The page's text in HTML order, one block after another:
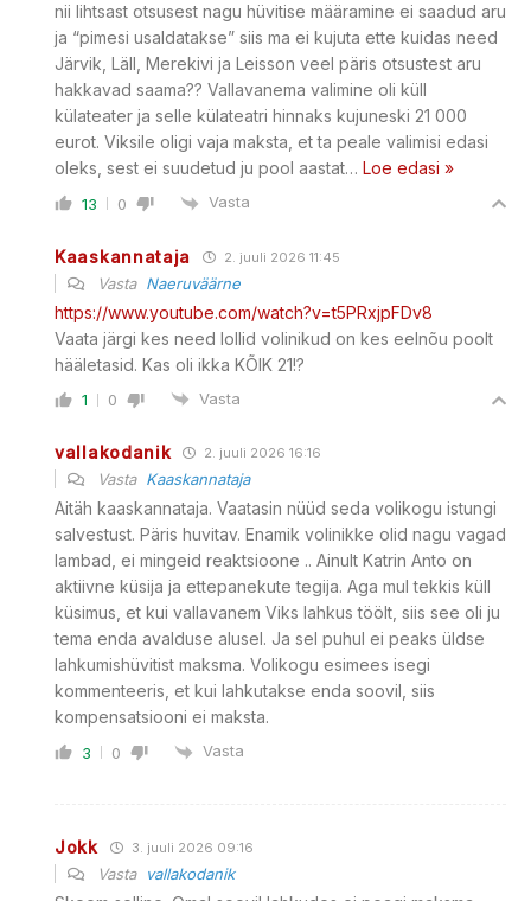
nii lihtsast otsusest nagu hüvitise määramine ei saadud aru
ja “pimesi usaldatakse” siis ma ei kujuta ette kuidas need
Järvik, Läll, Merekivi ja Leisson veel päris otsustest aru
hakkavad saama?? Vallavanema valimine oli küll
külateater ja selle külateatri hinnaks kujuneski 21 000
eurot. Viksile oligi vaja maksta, et ta peale valimisi edasi
oleks, sest ei suudetud ju pool aastat… Loe edasi »
13 0 Vasta
Kaaskannataja 2. juuli 2026 11:45
Vasta Naeruväärne
https://www.youtube.com/watch?v=t5PRxjpFDv8
Vaata järgi kes need lollid volinikud on kes eelnõu poolt
hääletasid. Kas oli ikka KÕIK 21!?
1 0 Vasta
vallakodanik 2. juuli 2026 16:16
Vasta Kaaskannataja
Aitäh kaaskannataja. Vaatasin nüüd seda volikogu istungi
salvestust. Päris huvitav. Enamik volinikke olid nagu vagad
lambad, ei mingeid reaktsioone .. Ainult Katrin Anto on
aktiivne küsija ja ettepanekute tegija. Aga mul tekkis küll
küsimus, et kui vallavanem Viks lahkus töölt, siis see oli ju
tema enda avalduse alusel. Ja sel puhul ei peaks üldse
lahkumishüvitist maksma. Volikogu esimees isegi
kommenteeris, et kui lahkutakse enda soovil, siis
kompensatsiooni ei maksta.
3 0 Vasta
Jokk 3. juuli 2026 09:16
Vasta vallakodanik